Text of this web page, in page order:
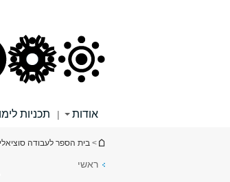
אודות | תכניות
הינך נמצא כאן
> בית הספר לעבודה
ראשי